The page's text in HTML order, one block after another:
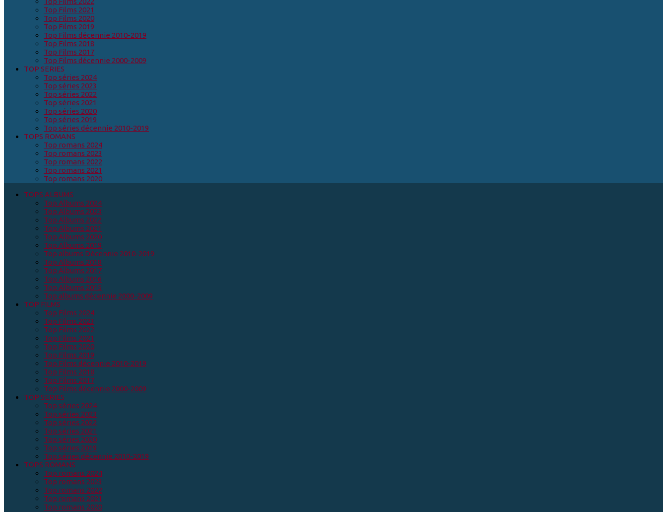
Top Films 2021
Top Films 2020
Top Films 2019
Top Films décennie 2010-2019
Top Films 2018
Top Films 2017
Top Films décennie 2000-2009
TOP SERIES
Top séries 2024
Top séries 2023
Top séries 2022
Top séries 2021
Top séries 2020
Top séries 2019
Top séries décennie 2010-2019
TOPS ROMANS
Top romans 2024
Top romans 2023
Top romans 2022
Top romans 2021
Top romans 2020
TOPS ALBUMS
Top Albums 2024
Top Albums 2023
Top Albums 2022
Top Albums 2021
Top Albums 2020
Top Albums 2019
Top albums Décennie 2010-2019
Top Albums 2018
Top Albums 2017
Top Albums 2016
Top Albums 2015
Top albums décennie 2000-2009
TOP FILMS
Top Films 2024
Top Films 2023
Top Films 2022
Top Films 2021
Top Films 2020
Top Films 2019
Top Films décennie 2010-2019
Top Films 2018
Top Films 2017
Top Films décennie 2000-2009
TOP SERIES
Top séries 2024
Top séries 2023
Top séries 2022
Top séries 2021
Top séries 2020
Top séries 2019
Top séries décennie 2010-2019
TOPS ROMANS
Top romans 2024
Top romans 2023
Top romans 2022
Top romans 2021
Top romans 2020